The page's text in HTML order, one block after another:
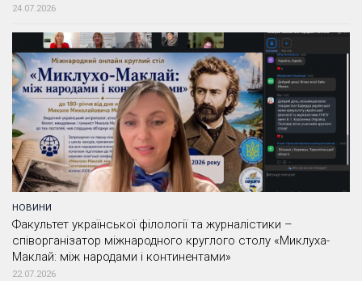
24.07.2026
НОВИНИ
Факультет української філології та журналістики –
співорганізатор міжнародного круглого столу «Миклуха-
Маклай: між народами і континентами»
22.07.2026